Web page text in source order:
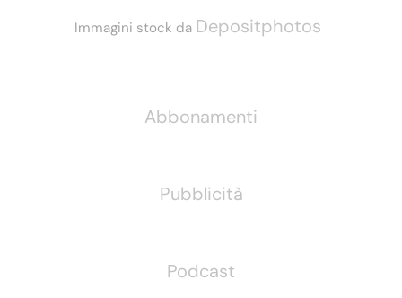
Immagini stock da Depositphotos
Abbonamenti
Pubblicità
Podcast